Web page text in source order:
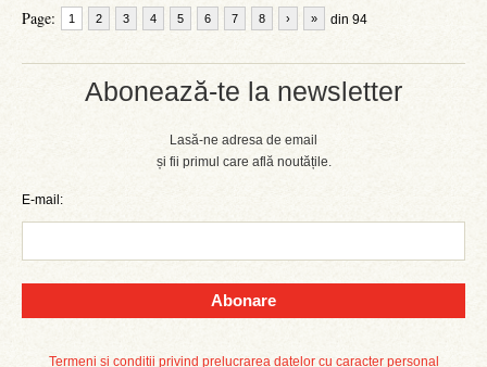
Abonează-te la newsletter
Lasă-ne adresa de email
și fii primul care află noutățile.
E-mail:
Abonare
Termeni și condiții privind prelucrarea datelor cu caracter personal
Page: 1 2 3 4 5 6 7 8 din 94
› »